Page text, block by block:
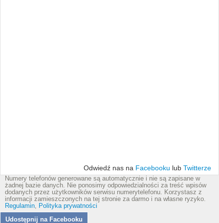
Odwiedź nas na Facebooku lub Twitterze
Numery telefonów generowane są automatycznie i nie są zapisane w
żadnej bazie danych. Nie ponosimy odpowiedzialności za treść wpisów
dodanych przez użytkowników serwisu numerytelefonu. Korzystasz z
informacji zamieszczonych na tej stronie za darmo i na własne ryzyko.
Regulamin, Polityka prywatności